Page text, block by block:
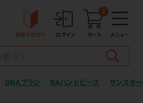
初めての方へ ログイン カート
0
メニュー
DNAブラシ BAハンドピース サンスター